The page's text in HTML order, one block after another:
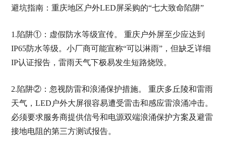
避坑指南：重庆地区户外LED屏采购的“七大致命陷阱”
1.陷阱①：虚假防水等级宣传。 重庆户外屏至少应达到
IP65防水等级。小厂商可能宣称“可以淋雨”，但缺乏详细
IP认证报告，雷雨天气下极易发生短路烧毁。
2.陷阱②：忽视防雷和浪涌保护措施。 重庆多丘陵和雷雨
天气，LED户外大屏很容易遭受雷击和感应雷浪涌冲击。
必须要求服务商提供信号和电源双端浪涌保护方案及避雷
接地电阻的第三方测试报告。